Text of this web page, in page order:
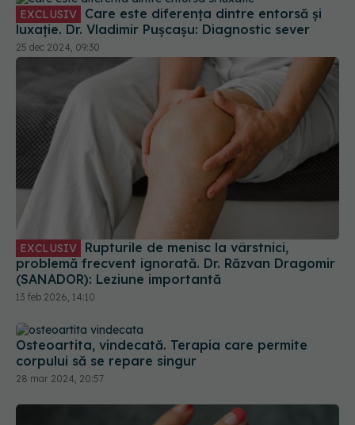
EXCLUSIV
luxație. Dr. Vladimir Pușcașu: Diagnostic sever
25 dec 2024, 09:30
EXCLUSIV
problemă frecvent ignorată. Dr. Răzvan Dragomir
(SANADOR): Leziune importantă
13 feb 2026, 14:10
Osteoartita, vindecată. Terapia care permite
corpului să se repare singur
28 mar 2024, 20:57